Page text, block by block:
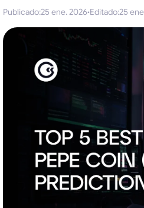
Publicado:25 ene. 2026·Editado:25